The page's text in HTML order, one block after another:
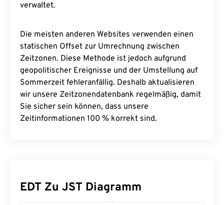
verwaltet.
Die meisten anderen Websites verwenden einen
statischen Offset zur Umrechnung zwischen
Zeitzonen. Diese Methode ist jedoch aufgrund
geopolitischer Ereignisse und der Umstellung auf
Sommerzeit fehleranfällig. Deshalb aktualisieren
wir unsere Zeitzonendatenbank regelmäßig, damit
Sie sicher sein können, dass unsere
Zeitinformationen 100 % korrekt sind.
EDT Zu JST Diagramm